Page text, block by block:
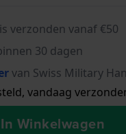
verzonden vanaf €50
30 dagen
van Swiss Military
vandaag
In Winkelwagen